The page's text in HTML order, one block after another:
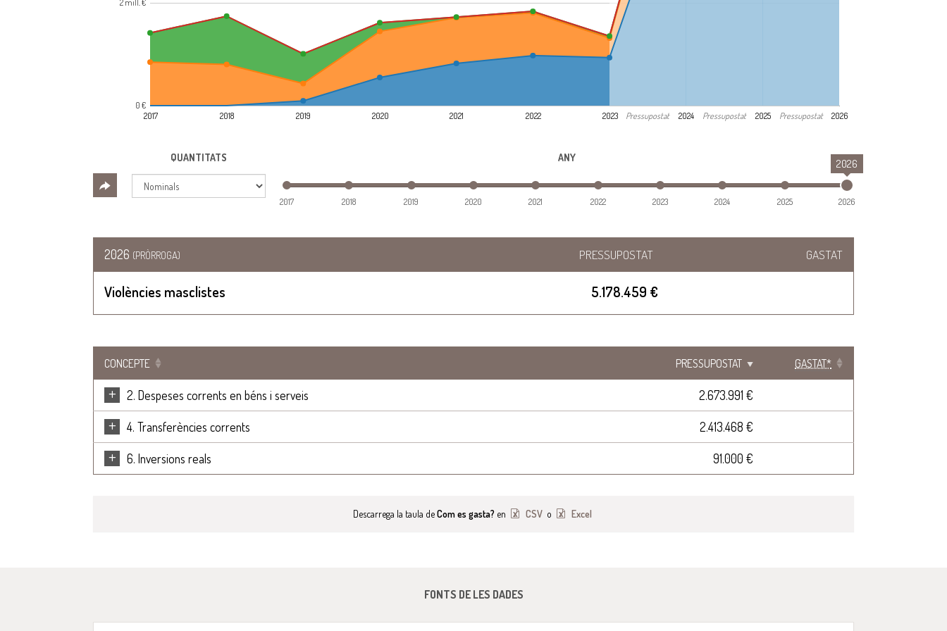
2017 2018 2019 2020 2021 2022 2023 2024 2025 2026
0 €
2 mill. €
Pressupostat Pressupostat Pressupostat
QUANTITATS ANY 2026
2017 2018 2019 2020 2021 2022 2023 2024 2025 2026
2026 (PRÒRROGA) PRESSUPOSTAT GASTAT
Violències masclistes 5.178.459 €
CONCEPTE PRESSUPOSTAT GASTAT*
+ 2. Despeses corrents en béns i serveis 2.673.991 €
+ 4. Transferències corrents 2.413.468 €
+ 6. Inversions reals 91.000 €
Descarrega la taula deCom es gasta? en CSV o Excel
FONTS DE LES DADES